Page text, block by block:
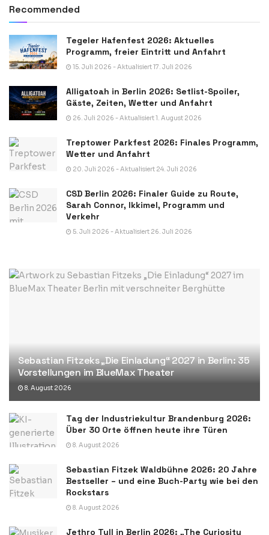
Recommended
Tegeler Hafenfest 2026: Aktuelles
Programm, freier Eintritt und Anfahrt
15. Juli 2026 - Aktualisiert 17. Juli 2026
Alligatoah in Berlin 2026: Setlist-Spoiler,
Gäste, Zeiten, Wetter und Anfahrt
26. Juli 2026 - Aktualisiert 1. August 2026
Treptower Parkfest 2026: Finales Programm,
Wetter und Anfahrt
20. Juli 2026 - Aktualisiert 24. Juli 2026
CSD Berlin 2026: Finaler Guide zu Route,
Sarah Connor, Ikkimel, Programm und
Verkehr
5. Juli 2026 - Aktualisiert 26. Juli 2026
Sebastian Fitzeks „Die Einladung“ 2027 in Berlin: 35
Vorstellungen im BlueMax Theater
8. August 2026
Tag der Industriekultur Brandenburg 2026:
Über 30 Orte öffnen heute ihre Türen
8. August 2026
Sebastian Fitzek Waldbühne 2026: 20 Jahre
Bestseller – und eine Buch-Party wie bei den
Rockstars
8. August 2026
Jethro Tull in Berlin 2026: „The Curiosity